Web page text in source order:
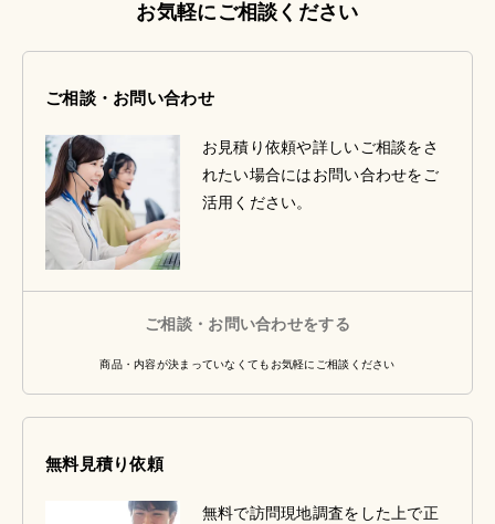
お気軽にご相談ください
ご相談・お問い合わせ
お見積り依頼や詳しいご相談をさ
れたい場合にはお問い合わせをご
活用ください。
ご相談・お問い合わせをする
商品・内容が決まっていなくてもお気軽にご相談ください
無料見積り依頼
無料で訪問現地調査をした上で正